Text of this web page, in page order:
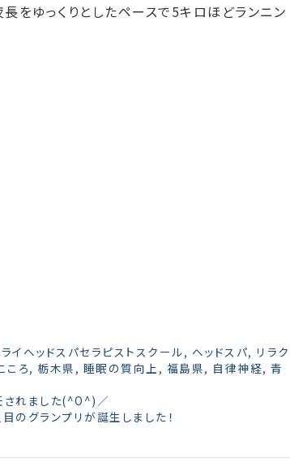
をゆっくりとしたペースで5キロほどランニン
ライヘッドスパセラピストスクール, ヘッドスパ, リラク
ころ, 栃木県 , 睡眠の質向上 , 福島県, 自律神経, 青
れました(^O^)／
のグランプリが誕生しました！